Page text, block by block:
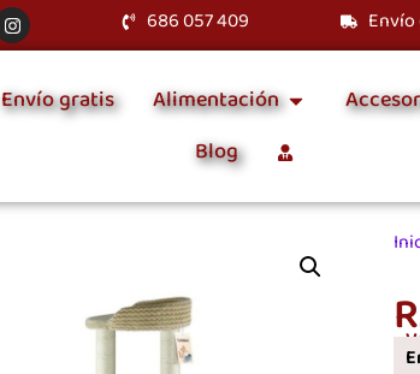
686 057 409
Envío gratis Alimentación
Blog